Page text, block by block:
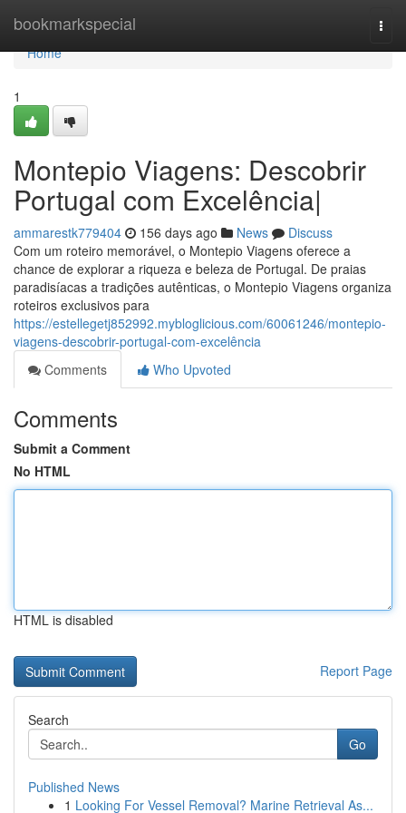
bookmarkspecial
Home
Home
1
Montepio Viagens: Descobrir
Portugal com Excelência|
ammarestk779404 156 days ago News
Discuss
Com um roteiro memorável, o Montepio Viagens oferece a
chance de explorar a riqueza e beleza de Portugal. De praias
paradisíacas a tradições autênticas, o Montepio Viagens organiza
roteiros exclusivos para
https://estellegetj852992.mybloglicious.com/60061246/montepio-
viagens-descobrir-portugal-com-excelência
Comments
Who Upvoted
Comments
Submit a Comment
No HTML
HTML is disabled
Report Page
Search
Go
Published News
1 Looking For Vessel Removal? Marine Retrieval As...